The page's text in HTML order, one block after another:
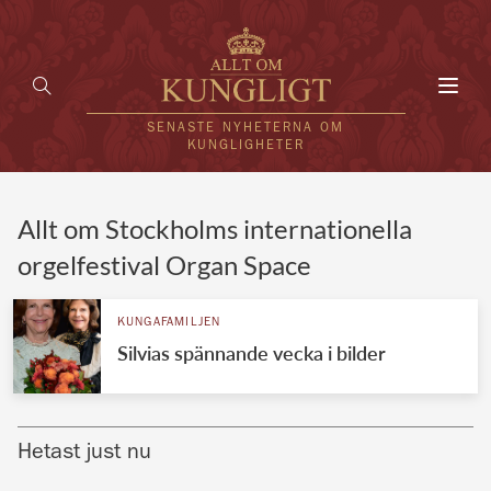
SENASTE NYHETERNA OM
KUNGLIGHETER
KUNGAFAMILJEN
UTLÄNDSKT
KÄNDISAR
Allt om Stockholms internationella
orgelfestival Organ Space
KUNGAFAMILJEN
Silvias spännande vecka i bilder
Hetast just nu